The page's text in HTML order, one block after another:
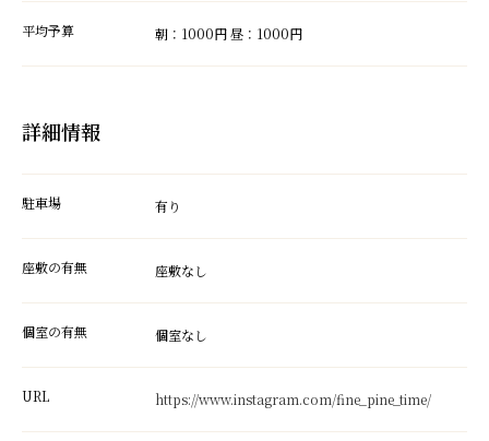
平均予算 朝：1000円 昼：1000円
詳細情報
駐車場 有り
座敷の有無 座敷なし
個室の有無 個室なし
URL https://www.instagram.com/fine_pine_time/